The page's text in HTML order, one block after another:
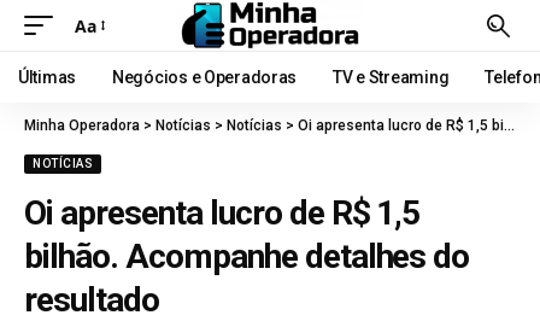
Aa
Últimas Negócios e Operadoras TV e Streaming
Minha Operadora > Notícias > Notícias > Oi apresenta lucro de R$ 1,5 bilhão. Acompanhe detalhes do resultado
NOTÍCIAS
Oi apresenta lucro de R$ 1,5
bilhão. Acompanhe detalhes do
resultado